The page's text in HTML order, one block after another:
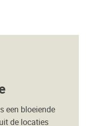
een bloeiende
de locaties